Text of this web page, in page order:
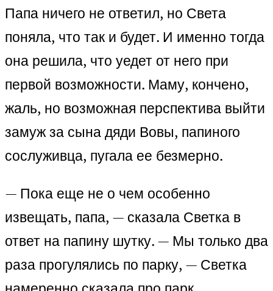
Папа ничего не ответил, но Света
поняла, что так и будет. И именно тогда
она решила, что уедет от него при
первой возможности. Маму, кончено,
жаль, но возможная перспектива выйти
замуж за сына дяди Вовы, папиного
сослуживца, пугала ее безмерно.
— Пока еще не о чем особенно
извещать, папа, — сказала Светка в
ответ на папину шутку. — Мы только два
раза прогулялись по парку, — Светка